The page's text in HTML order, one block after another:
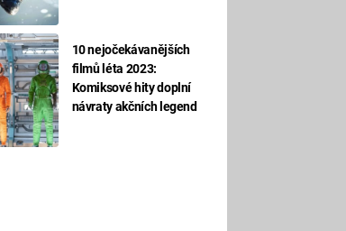
10 nejočekávanějších
filmů léta 2023:
Komiksové hity doplní
návraty akčních legend